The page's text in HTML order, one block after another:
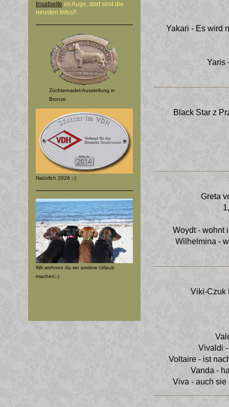
Insatseite im Auge, dort sind die
neusten Infos!!
Züchternadel-Ausstellung in
Bronze
Natürlich 2026 ;-)
Wir wohnen da wo andere Urlaub
machen:-)
Yakari - Es wird
Yaris
Black Star z
Greta
Woydt - wohnt
Wilhelmina -
Viki-Czuk
Vivaldi
Voltaire - ist
Vanda -
Viva - auch sie